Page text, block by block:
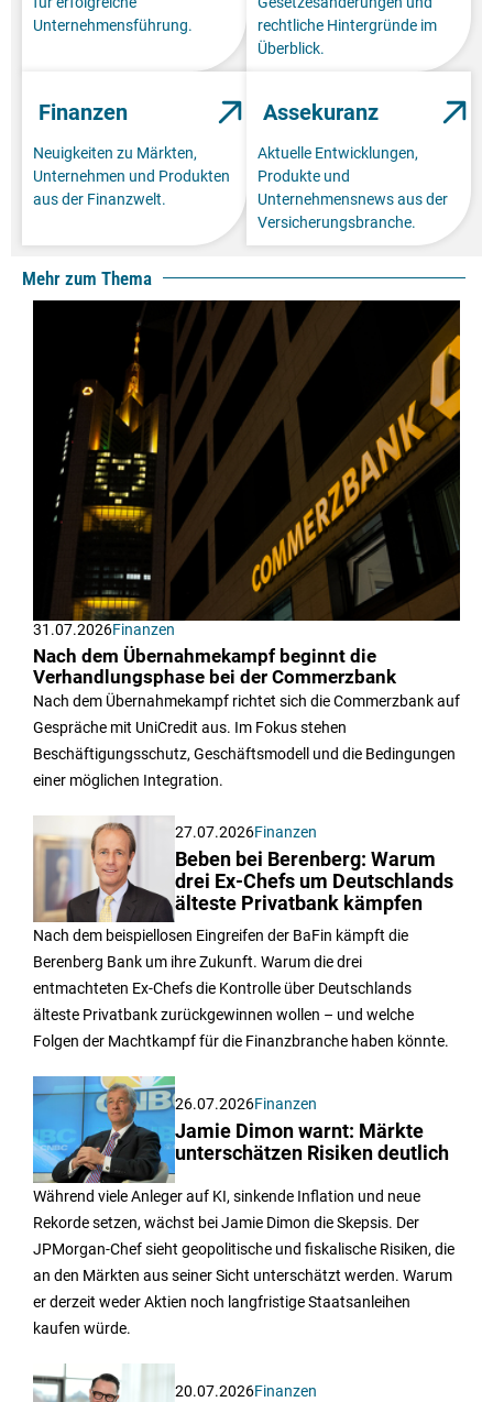
Unternehmensführung.
rechtliche Hintergründe im
Überblick.
Finanzen
Neuigkeiten zu Märkten,
Unternehmen und Produkten
aus der Finanzwelt.
Assekuranz
Aktuelle Entwicklungen,
Produkte und
Unternehmensnews aus der
Versicherungsbranche.
Mehr zum Thema
31.07.2026Finanzen
Nach dem Übernahmekampf beginnt die
Verhandlungsphase bei der Commerzbank
Nach dem Übernahmekampf richtet sich die Commerzbank auf
Gespräche mit UniCredit aus. Im Fokus stehen
Beschäftigungsschutz, Geschäftsmodell und die Bedingungen
einer möglichen Integration.
27.07.2026Finanzen
Beben bei Berenberg: Warum
drei Ex-Chefs um Deutschlands
älteste Privatbank kämpfen
Nach dem beispiellosen Eingreifen der BaFin kämpft die
Berenberg Bank um ihre Zukunft. Warum die drei
entmachteten Ex-Chefs die Kontrolle über Deutschlands
älteste Privatbank zurückgewinnen wollen – und welche
Folgen der Machtkampf für die Finanzbranche haben könnte.
26.07.2026Finanzen
Jamie Dimon warnt: Märkte
unterschätzen Risiken deutlich
Während viele Anleger auf KI, sinkende Inflation und neue
Rekorde setzen, wächst bei Jamie Dimon die Skepsis. Der
JPMorgan-Chef sieht geopolitische und fiskalische Risiken, die
an den Märkten aus seiner Sicht unterschätzt werden. Warum
er derzeit weder Aktien noch langfristige Staatsanleihen
kaufen würde.
20.07.2026Finanzen